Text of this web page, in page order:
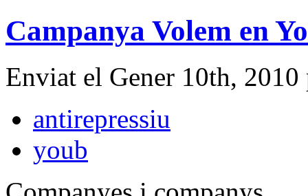
Campanya Volem en
Enviat el Gener 10th, 2010
antirepressiu
youb